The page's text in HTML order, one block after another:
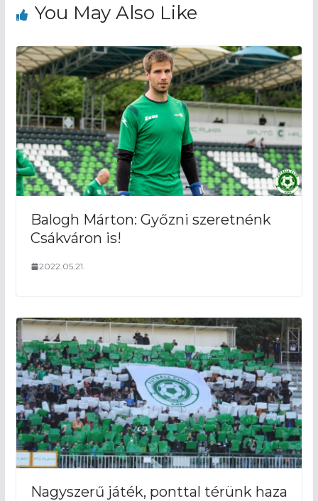
You May Also Like
Balogh Márton: Győzni szeretnénk
Csákváron is!
2022.05.21.
Nagyszerű játék, ponttal térünk haza